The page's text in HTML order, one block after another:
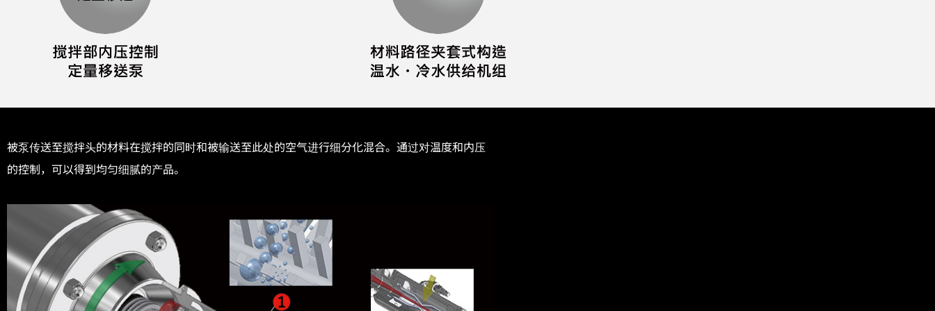
被泵传送至搅拌头的材料在搅拌的同时和被输送至此处的空气进行细分化混合。通过对温度和内压
的控制，可以得到均匀细腻的产品。